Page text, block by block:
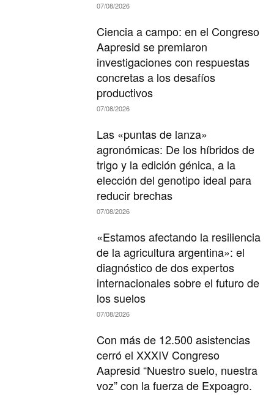
07/08/2026
Ciencia a campo: en el Congreso
Aapresid se premiaron
investigaciones con respuestas
concretas a los desafíos
productivos
07/08/2026
Las «puntas de lanza»
agronómicas: De los híbridos de
trigo y la edición génica, a la
elección del genotipo ideal para
reducir brechas
07/08/2026
«Estamos afectando la resiliencia
de la agricultura argentina»: el
diagnóstico de dos expertos
internacionales sobre el futuro de
los suelos
07/08/2026
Con más de 12.500 asistencias
cerró el XXXIV Congreso
Aapresid “Nuestro suelo, nuestra
voz” con la fuerza de Expoagro.